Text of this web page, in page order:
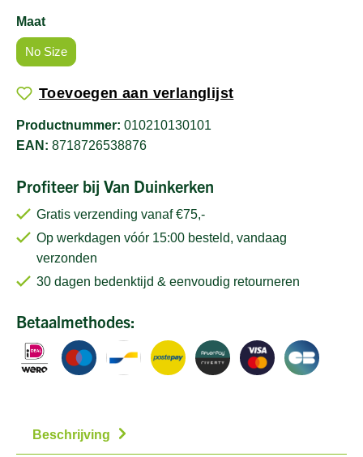
Maat
No Size
Toevoegen aan verlanglijst
Productnummer: 010210130101
EAN: 8718726538876
Profiteer bij Van Duinkerken
Gratis verzending vanaf €75,-
Op werkdagen vóór 15:00 besteld, vandaag
verzonden
30 dagen bedenktijd & eenvoudig retourneren
Betaalmethodes:
Beschrijving